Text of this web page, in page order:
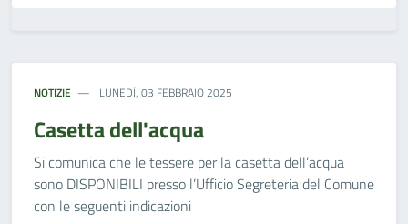
NOTIZIE LUNEDÌ, 03 FEBBRAIO 2025
Casetta dell'acqua
Si comunica che le tessere per la casetta dell’acqua
sono DISPONIBILI presso l’Ufficio Segreteria del Comune
con le seguenti indicazioni